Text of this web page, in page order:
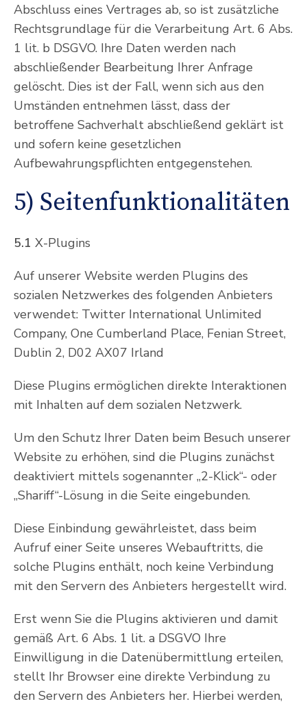
Abschluss eines Vertrages ab, so ist zusätzliche
Rechtsgrundlage für die Verarbeitung Art. 6 Abs.
1 lit. b DSGVO. Ihre Daten werden nach
abschließender Bearbeitung Ihrer Anfrage
gelöscht. Dies ist der Fall, wenn sich aus den
Umständen entnehmen lässt, dass der
betroffene Sachverhalt abschließend geklärt ist
und sofern keine gesetzlichen
Aufbewahrungspflichten entgegenstehen.
5) Seitenfunktionalitäten
5.1 X-Plugins
Auf unserer Website werden Plugins des
sozialen Netzwerkes des folgenden Anbieters
verwendet: Twitter International Unlimited
Company, One Cumberland Place, Fenian Street,
Dublin 2, D02 AX07 Irland
Diese Plugins ermöglichen direkte Interaktionen
mit Inhalten auf dem sozialen Netzwerk.
Um den Schutz Ihrer Daten beim Besuch unserer
Website zu erhöhen, sind die Plugins zunächst
deaktiviert mittels sogenannter „2-Klick“- oder
„Shariff“-Lösung in die Seite eingebunden.
Diese Einbindung gewährleistet, dass beim
Aufruf einer Seite unseres Webauftritts, die
solche Plugins enthält, noch keine Verbindung
mit den Servern des Anbieters hergestellt wird.
Erst wenn Sie die Plugins aktivieren und damit
gemäß Art. 6 Abs. 1 lit. a DSGVO Ihre
Einwilligung in die Datenübermittlung erteilen,
stellt Ihr Browser eine direkte Verbindung zu
den Servern des Anbieters her. Hierbei werden,